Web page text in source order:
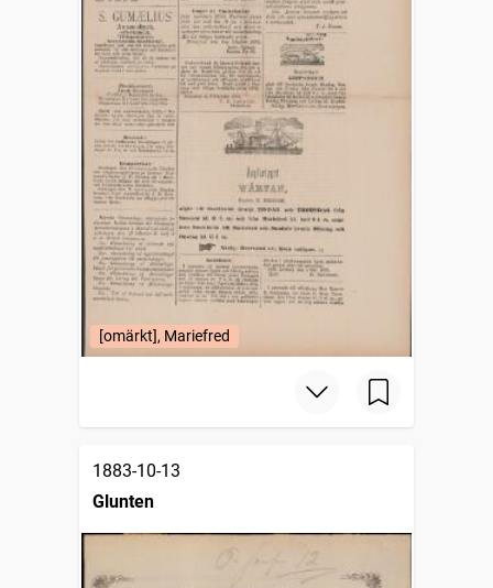
[omärkt], Mariefred
1883-10-13
Glunten